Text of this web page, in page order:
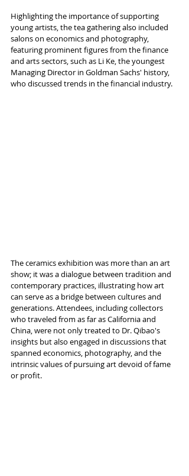
Highlighting the importance of supporting
young artists, the tea gathering also included
salons on economics and photography,
featuring prominent figures from the finance
and arts sectors, such as Li Ke, the youngest
Managing Director in Goldman Sachs' history,
who discussed trends in the financial industry.
The ceramics exhibition was more than an art
show; it was a dialogue between tradition and
contemporary practices, illustrating how art
can serve as a bridge between cultures and
generations. Attendees, including collectors
who traveled from as far as California and
China, were not only treated to Dr. Qibao's
insights but also engaged in discussions that
spanned economics, photography, and the
intrinsic values of pursuing art devoid of fame
or profit.